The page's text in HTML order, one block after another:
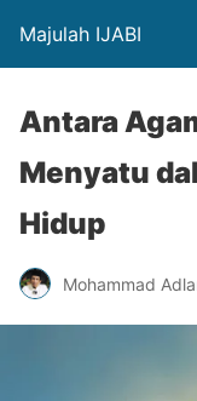
Majulah IJABI
Antara
Menyatu
Hidup
Mohammad